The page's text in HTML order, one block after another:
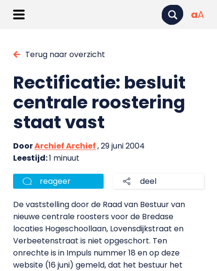
aA
Terug naar overzicht
Rectificatie: besluit
centrale roostering
staat vast
DoorArchief Archief, 29 juni 2004
Leestijd:1 minuut
reageer deel
De vaststelling door de Raad van Bestuur van
nieuwe centrale roosters voor de Bredase
locaties Hogeschoollaan, Lovensdijkstraat en
Verbeetenstraat is niet opgeschort. Ten
onrechte is in Impuls nummer 18 en op deze
website (16 juni) gemeld, dat het bestuur het